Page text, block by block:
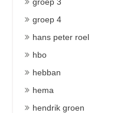
groep 4
hans peter roel
hbo
hebban
hema
hendrik groen